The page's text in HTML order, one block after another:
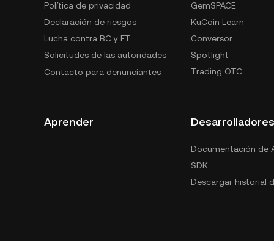
Política de privacidad
Declaración de riesgos
Lucha contra BC y FT
Solicitudes de las autoridades
Contacto para denunciantes
GemSPACE
KuCoin Learn
Conversor
Spotlight
Trading OTC
Aprender Desarrolladores
Documentación de
SDK
Descargar historial